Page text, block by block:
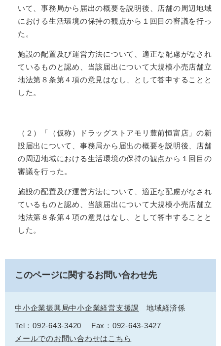
いて、事務局から届出の概要を説明後、店舗の周辺地域
における生活環境の保持の観点から１回目の審議を行っ
た。
施設の配置及び運営方法について、適正な配慮がなされ
ているものと認め、当該届出について大規模小売店舗立
地法第８条第４項の意見はなし、として答申することと
した。
（２）「（仮称）ドラッグストアモリ豊前恒富店」の新
設届出について、事務局から届出の概要を説明後、店舗
の周辺地域における生活環境の保持の観点から１回目の
審議を行った。
施設の配置及び運営方法について、適正な配慮がなされ
ているものと認め、当該届出について大規模小売店舗立
地法第８条第４項の意見はなし、として答申することと
した。
このページに関するお問い合わせ先
中小企業振興局中小企業経営支援課 地域経済係
Tel：092-643-3420
Fax：092-643-3427
メールでのお問い合わせはこちら